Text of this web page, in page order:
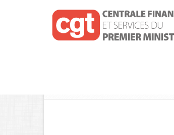
Journées d’actions